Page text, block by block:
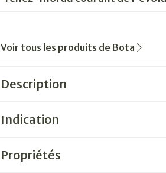
Voir tous les produits de Bota
Description
Indication
Propriétés